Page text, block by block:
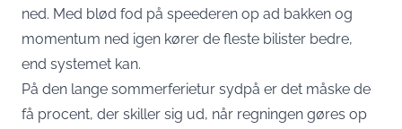
ned. Med blød fod på speederen op ad bakken og
momentum ned igen kører de fleste bilister bedre,
end systemet kan.
På den lange sommerferietur sydpå er det måske de
få procent, der skiller sig ud, når regningen gøres op